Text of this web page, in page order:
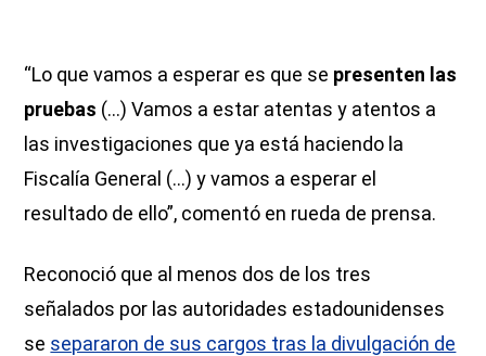
“Lo que vamos a esperar es que se presenten las
pruebas (...) Vamos a estar atentas y atentos a
las investigaciones que ya está haciendo la
Fiscalía General (...) y vamos a esperar el
resultado de ello”, comentó en rueda de prensa.
Reconoció que al menos dos de los tres
señalados por las autoridades estadounidenses
se separaron de sus cargos tras la divulgación de